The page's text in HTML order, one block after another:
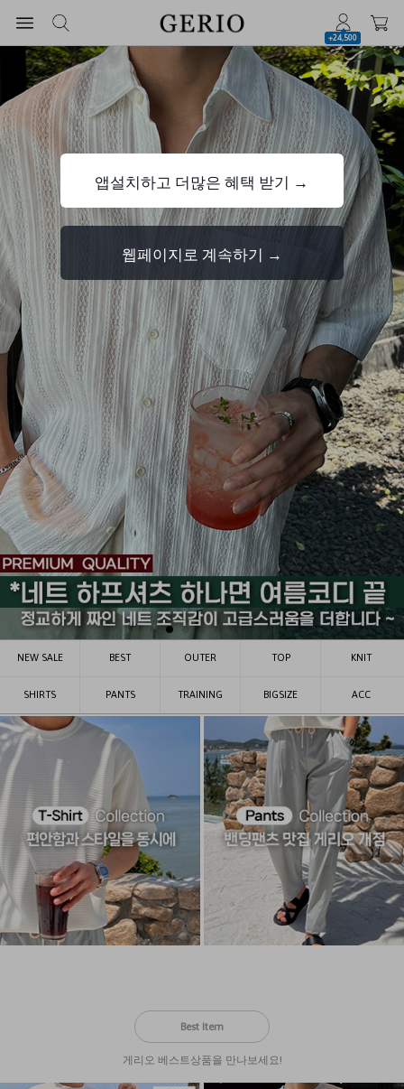
+24,500
NEW SALE BEST OUTER TOP KNIT
SHIRTS PANTS TRAINING BIGSIZE ACC
Best Item
게리오 베스트상품을 만나보세요!
앱설치하고 더많은 혜택 받기 →
웹페이지로 계속하기 →